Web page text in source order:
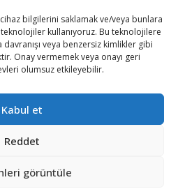
bilgilerini saklamak ve/veya bunlara
kullanıyoruz. Bu teknolojilere
veya benzersiz kimlikler gibi
Onay vermemek veya onayı geri
olumsuz etkileyebilir.
Kabul et
Reddet
görüntüle
Yeni Nesil GMF140 Fırkateynini
YÜKLE